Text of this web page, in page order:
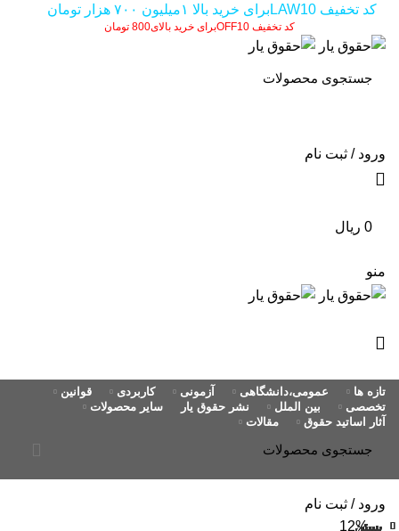
کد تخفیف LAW10برای خرید بالا ۱میلیون ۷۰۰ هزار تومان
کد تخفیف OFF10برای خرید بالای800 تومان
ورود / ثبت نام
0 ریال
منو
تازه ها عمومی،دانشگاهی آزمونی کاربردی
قوانین
تخصصی
بین الملل نشر حقوق یار
سایر محصولات
آثار اساتید حقوق
مقالات
ورود / ثبت نام
-12%
بستن
بستن
بستن
بستن
بستن
بستن
بستن
بستن
بستن
بستن
بستن
بستن
بستن
بستن
بستن
بستن
بستن
بستن
بستن
بستن